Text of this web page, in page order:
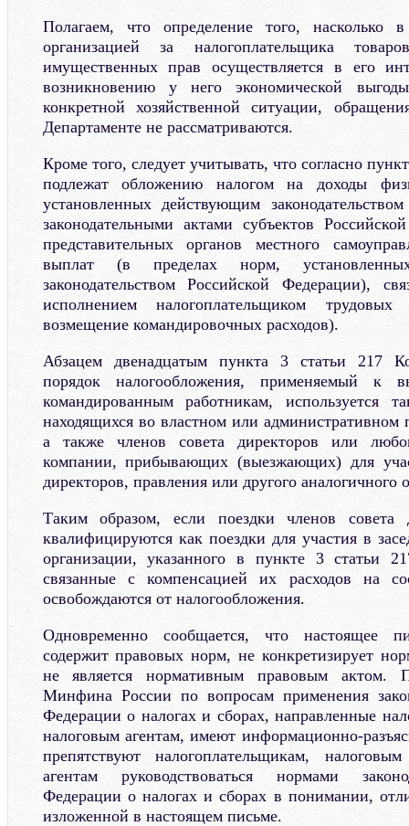
Полагаем, что определение того, насколько
организацией за налогоплательщика
имущественных прав осуществляется в его
возникновению у него экономической
конкретной хозяйственной ситуации,
Департаменте не рассматриваются.
Кроме того, следует учитывать, что согласно
подлежат обложению налогом на доходы
установленных действующим
законодательными актами субъектов
представительных органов местного
выплат (в пределах норм,
законодательством Российской Федерации),
исполнением налогоплательщиком трудовых
возмещение командировочных расходов).
Абзацем двенадцатым пункта 3 статьи 217
порядок налогообложения, применяемый к
командированным работникам, используется
находящихся во властном или административном
а также членов совета директоров или
компании, прибывающих (выезжающих) для
директоров, правления или другого аналогичного
Таким образом, если поездки членов совета
квалифицируются как поездки для участия в
организации, указанного в пункте 3 статьи
связанные с компенсацией их расходов на
освобождаются от налогообложения.
Одновременно сообщается, что настоящее
содержит правовых норм, не конкретизирует
не является нормативным правовым актом.
Минфина России по вопросам применения
Федерации о налогах и сборах, направленные
налоговым агентам, имеют информационно-
препятствуют налогоплательщикам,
агентам руководствоваться нормами
Федерации о налогах и сборах в понимании,
изложенной в настоящем письме.